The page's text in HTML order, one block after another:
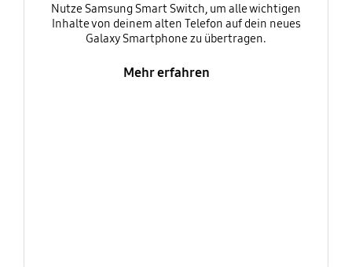
Nutze Samsung Smart Switch, um alle wichtigen
Inhalte von deinem alten Telefon auf dein neues
Galaxy Smartphone zu übertragen.
Mehr erfahren